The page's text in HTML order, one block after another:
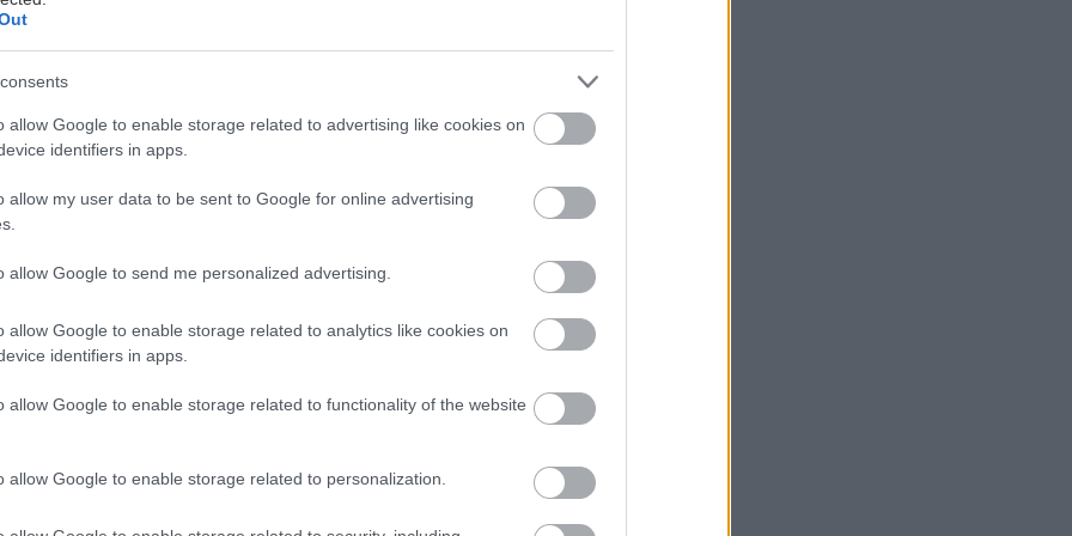
allow Google to enable storage related to advertising like cookies on
identifiers in apps.
allow my user data to be sent to Google for online advertising
allow Google to send me personalized advertising.
allow Google to enable storage related to analytics like cookies on
identifiers in apps.
allow Google to enable storage related to functionality of the website
allow Google to enable storage related to personalization.
Όταν οι θερμοκρασίες ανεβαίνουν, κανείς δεν θέλει να
ώρες στην κουζίνα ή να φάει κάτι βαρύ.
δροσερές πρωτεϊνικές επιλογές είναι η ιδανική λύση για να
ενυδατωμένος και γεμάτος ενέργεια. Και προφανώς είναι
σπανάκι και ρικότα
ολικής άλεσης, 30 ml ελαιόλαδο έξτρα παρθένο, 225 γρ. μανιτάρια